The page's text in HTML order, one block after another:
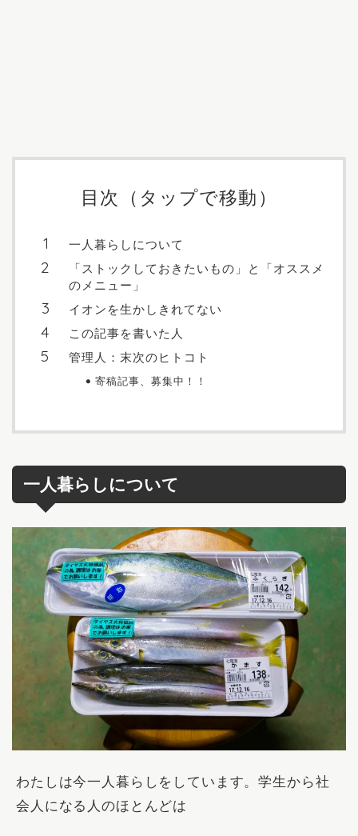
目次（タップで移動）
一人暮らしについて
「ストックしておきたいもの」と「オススメ
のメニュー」
イオンを生かしきれてない
この記事を書いた人
管理人：末次のヒトコト
寄稿記事、募集中！！
一人暮らしについて
わたしは今一人暮らしをしています。学生から社
会人になる人のほとんどは